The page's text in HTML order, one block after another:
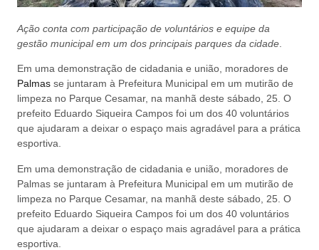
Ação conta com participação de voluntários e equipe da
gestão municipal em um dos principais parques da cidade
Em uma demonstração de cidadania e união, moradores de
Palmas se juntaram à Prefeitura Municipal em um mutirão de
limpeza no Parque Cesamar, na manhã deste sábado, 25. O
prefeito Eduardo Siqueira Campos foi um dos 40 voluntários
que ajudaram a deixar o espaço mais agradável para a prática
esportiva.
Em uma demonstração de cidadania e união, moradores de
Palmas se juntaram à Prefeitura Municipal em um mutirão de
limpeza no Parque Cesamar, na manhã deste sábado, 25. O
prefeito Eduardo Siqueira Campos foi um dos 40 voluntários
que ajudaram a deixar o espaço mais agradável para a prática
esportiva.